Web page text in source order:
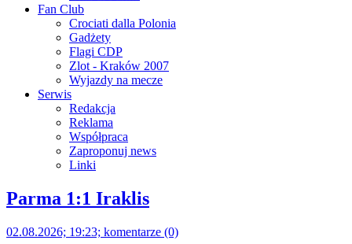
Fan Club
Crociati dalla Polonia
Gadżety
Flagi CDP
Zlot - Kraków 2007
Wyjazdy na mecze
Serwis
Redakcja
Reklama
Współpraca
Zaproponuj news
Linki
Parma 1:1 Iraklis
02.08.2026; 19:23; komentarze (0)